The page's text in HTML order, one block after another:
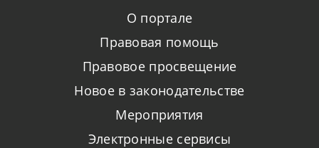
О портале
Правовая помощь
Правовое просвещение
Новое в законодательстве
Мероприятия
Электронные сервисы